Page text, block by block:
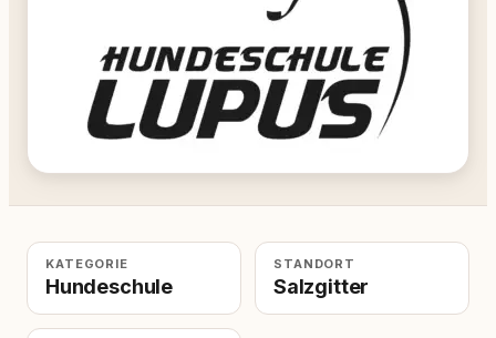
KATEGORIE
Hundeschule
STANDORT
Salzgitter